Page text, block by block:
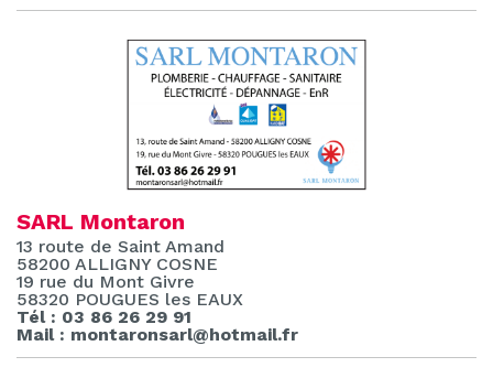
SARL Montaron
13 route de Saint Amand
58200 ALLIGNY COSNE
19 rue du Mont Givre
58320 POUGUES les EAUX
Tél : 03 86 26 29 91
Mail : montaronsarl@hotmail.fr